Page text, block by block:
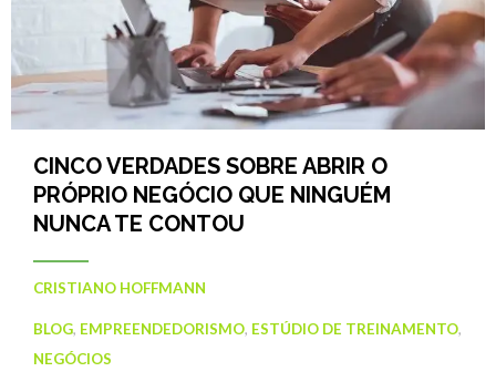
CINCO VERDADES SOBRE ABRIR O
PRÓPRIO NEGÓCIO QUE NINGUÉM
NUNCA TE CONTOU
CRISTIANO HOFFMANN
BLOG, EMPREENDEDORISMO, ESTÚDIO DE TREINAMENTO,
NEGÓCIOS